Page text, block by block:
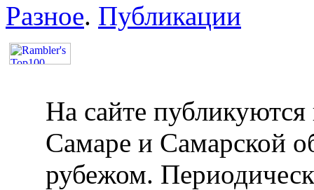
Разное. Публикации
На сайте публикуются
Самаре и Самарской
рубежом.